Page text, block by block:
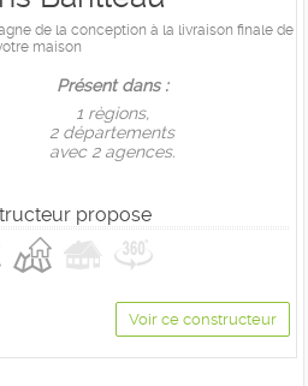
de la conception à la livraison finale de
maison
Présent dans :
1 règions,
2 départements
avec 2 agences.
propose
Voir ce constructeur